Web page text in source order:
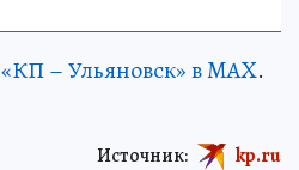
«КП – Ульяновск» в MAX.
Источник: kp.ru